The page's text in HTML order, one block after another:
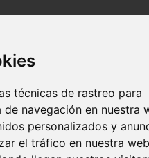
técnicas de rastreo para
navegación en nuestra
personalizados y
el tráfico en nuestra